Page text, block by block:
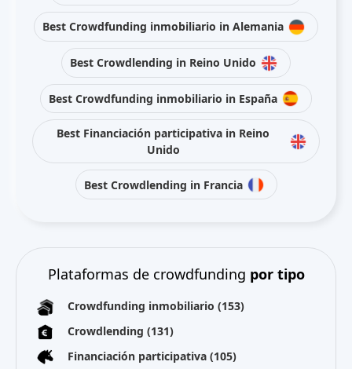
Best Crowdfunding inmobiliario in Alemania
Best Crowdlending in Reino Unido
Best Crowdfunding inmobiliario in España
Best Financiación participativa in Reino
Unido
Best Crowdlending in Francia
Plataformas de crowdfunding por tipo
Crowdfunding inmobiliario (153)
Crowdlending (131)
Financiación participativa (105)